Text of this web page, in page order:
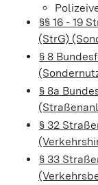
§§ 16 - 19
(StrG)
§ 8
§ 8a
§ 32
§ 33